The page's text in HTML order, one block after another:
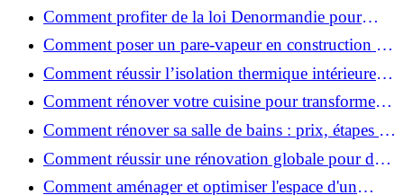
valoriser votre bien ?
Comment profiter de la loi Denormandie pour
investir dans l'ancien et défiscaliser ?
Comment poser un pare-vapeur en construction et
rénovation : rôle et erreurs à éviter?
Comment réussir l’isolation thermique intérieure
pour une maison économe en énergie ?
Comment rénover votre cuisine pour transformer
votre espace de vie ?
Comment rénover sa salle de bains : prix, étapes et
astuces ?
Comment réussir une rénovation globale pour des
économies et un confort durables?
Comment aménager et optimiser l'espace d'un